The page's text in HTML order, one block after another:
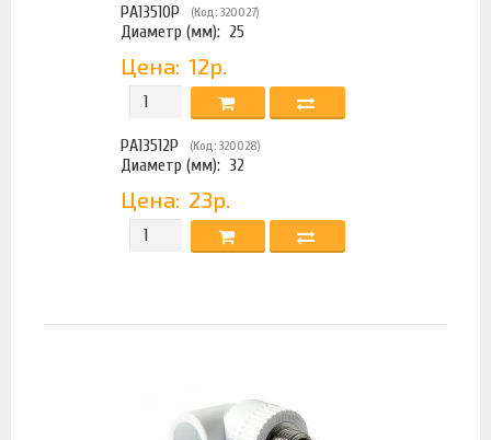
PA13510P (Код: 320027)
Диаметр (мм): 25
Цена: 12р.
PA13512P (Код: 320028)
Диаметр (мм): 32
Цена: 23р.